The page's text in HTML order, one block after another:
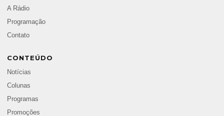
A Rádio
Programação
Contato
CONTEÚDO
Notícias
Colunas
Programas
Promoções